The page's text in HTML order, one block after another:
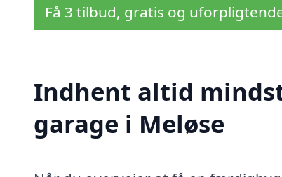
Få 3 tilbud, gratis og
Indhent altid
garage i Meløse